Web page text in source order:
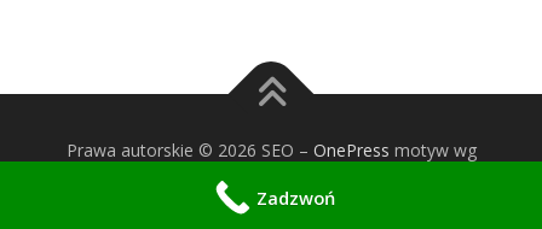
Prawa autorskie © 2026 SEO – OnePress motyw wg
FameThemes
Zadzwoń